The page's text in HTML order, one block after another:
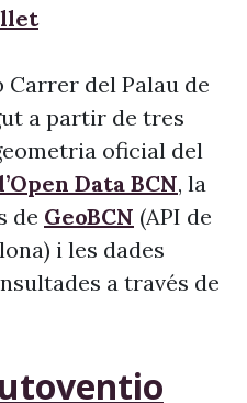
del Palau de
a partir de tres
oficial del
Data BCN, la
de GeoBCN (API de
i les dades
a través de